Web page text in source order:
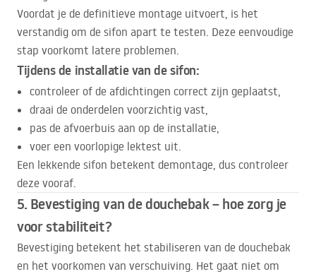
Voordat je de definitieve montage uitvoert, is het
verstandig om de sifon apart te testen. Deze eenvoudige
stap voorkomt latere problemen.
Tijdens de installatie van de sifon:
controleer of de afdichtingen correct zijn geplaatst,
draai de onderdelen voorzichtig vast,
pas de afvoerbuis aan op de installatie,
voer een voorlopige lektest uit.
Een lekkende sifon betekent demontage, dus controleer
deze vooraf.
5. Bevestiging van de douchebak – hoe zorg je
voor stabiliteit?
Bevestiging betekent het stabiliseren van de douchebak
en het voorkomen van verschuiving. Het gaat niet om